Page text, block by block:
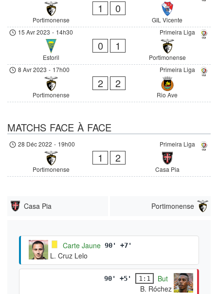
Portimonense
1 0
GIL Vicente
Primeira Liga
15 Avr 2023 - 14h30
Estoril
0 1
Portimonense
Primeira Liga
8 Avr 2023 - 17h00
Portimonense
2 2
Rio Ave
MATCHS FACE À FACE
Primeira Liga
28 Déc 2022 - 19h00
Portimonense
1 2
Casa Pia
Casa Pia Portimonense
Carte Jaune 90' +7'
L. Cruz Lelo
90' +5' 1:1
But
B. Róchez